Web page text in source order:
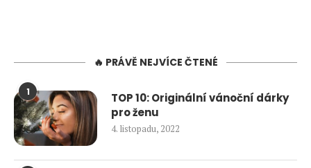
🔥 PRÁVĚ NEJVÍCE ČTENÉ
1
TOP 10: Originální vánoční dárky
pro ženu
4. listopadu, 2022